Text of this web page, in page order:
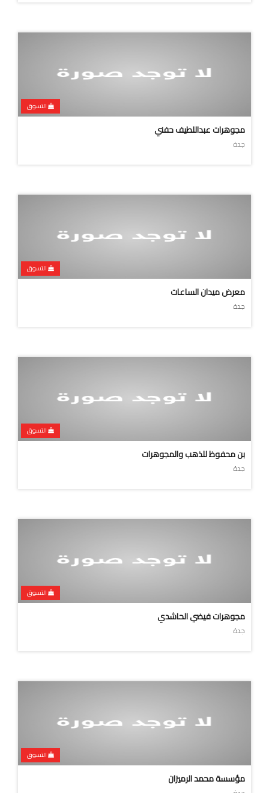
التسوق
مجوهرات عبداللطيف حفني
جدة
التسوق
معرض ميدان الساعات
جدة
التسوق
بن محفوظ للذهب والمجوهرات
جدة
التسوق
مجوهرات فيضي الحاشدي
جدة
التسوق
مؤسسة محمد الرميزان